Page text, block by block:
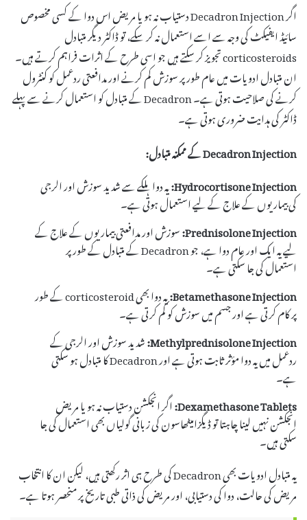
اگر Decadron Injection دستیاب نہ ہو یا مریض اس دوا کے کسی مخصوص
سائیڈ ایفیکٹ کی وجہ سے اسے استعمال نہ کر سکے، تو ڈاکٹر دیگر متبادل
corticosteroids تجویز کر سکتے ہیں جو اسی طرح کے اثرات فراہم کرتے ہیں۔
ان متبادل ادویات میں عام طور پر سوزش کم کرنے اور مدافعتی ردعمل کو کنٹرول
کرنے کی صلاحیت ہوتی ہے۔ Decadron کے متبادل کو استعمال کرنے سے پہلے
ڈاکٹر کی ہدایت ضروری ہوتی ہے۔
Decadron Injection کے ممکنہ متبادل:
Hydrocortisone Injection:یہ دوا ہلکے سے شدید سوزش اور الرجی
کی بیماریوں کے علاج کے لیے استعمال ہوتی ہے۔
Prednisolone Injection: سوزش اور مدافعتی بیماریوں کے علاج کے
لیے یہ ایک اور عام دوا ہے، جو Decadron کے متبادل کے طور پر
استعمال کی جا سکتی ہے۔
Betamethasone Injection:
یہ دوا بھی corticosteroid کے طور
پر کام کرتی ہے اور جسم میں سوزش کو کم کرتی ہے۔
Methylprednisolone Injection: شدید سوزش اور الرجی کے
ردعمل میں یہ دوا مؤثر ثابت ہوتی ہے اور Decadron کا متبادل ہو سکتی
ہے۔
Dexamethasone Tablets:اگر انجکشن دستیاب نہ ہو یا مریض
انجکشن نہیں لینا چاہتا تو ڈیگزامیٹھاسون کی زبانی گولیاں بھی استعمال کی جا
سکتی ہیں۔
یہ متبادل ادویات بھی Decadron کی طرح ہی اثر رکھتی ہیں، لیکن ان کا انتخاب
مریض کی حالت، دوا کی دستیابی، اور مریض کی ذاتی طبی تاریخ پر منحصر ہوتا ہے۔